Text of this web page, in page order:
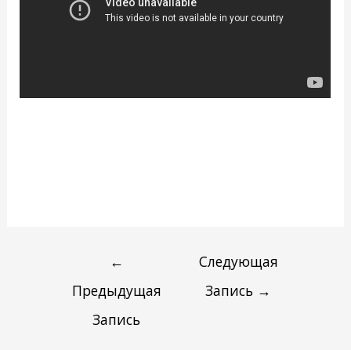
←
Предыдущая
Запись
Следующая
Запись →